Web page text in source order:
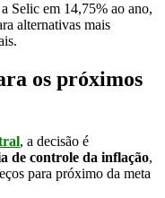
Selic em 14,75% ao ano,
alternativas mais
os próximos
, a decisão é
de controle da inflação,
para próximo da meta